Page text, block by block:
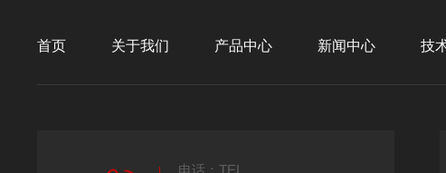
首页 关于我们 产品中心 新闻中心 技
电话：TEL